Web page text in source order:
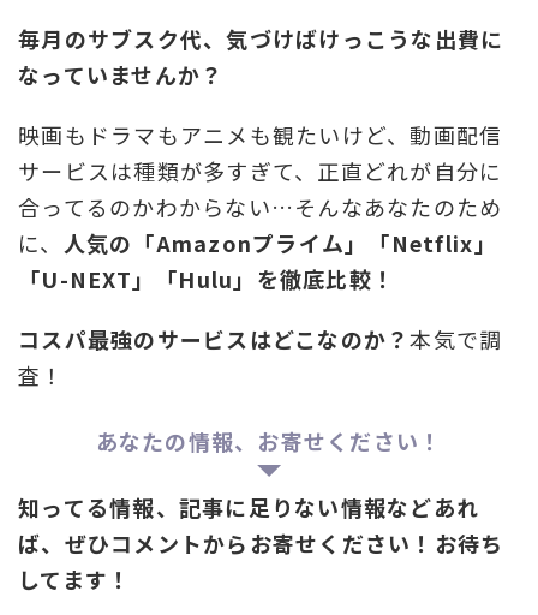
毎月のサブスク代、気づけばけっこうな出費に
なっていませんか？
映画もドラマもアニメも観たいけど、動画配信
サービスは種類が多すぎて、正直どれが自分に
合ってるのかわからない…そんなあなたのため
に、 人気の「Amazonプライム」「Netflix」
「U-NEXT」「Hulu」を徹底比較！
コスパ最強のサービスはどこなのか？本気で調
査！
あなたの情報、お寄せください！
知ってる情報、記事に足りない情報などあれ
ば、ぜひコメントからお寄せください！お待ち
してます！